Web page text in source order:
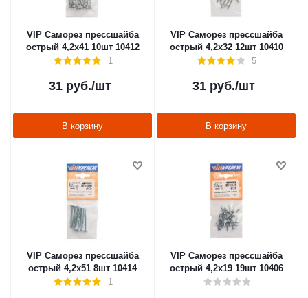
VIP Саморез прессшайба
острый 4,2х41 10шт 10412
1
31 руб./шт
В корзину
VIP Саморез прессшайба
острый 4,2х32 12шт 10410
5
31 руб./шт
В корзину
VIP Саморез прессшайба
острый 4,2х51 8шт 10414
1
VIP Саморез прессшайба
острый 4,2х19 19шт 10406